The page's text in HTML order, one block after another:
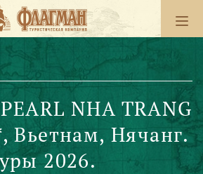
NHA TRANG
Вьетнам, Нячанг.
2026.